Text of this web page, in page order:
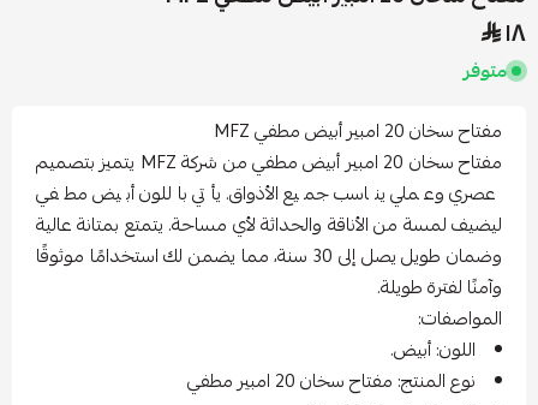
١٨
متوفر
مفتاح سخان 20 امبير أبيض مطفي MFZ
مفتاح سخان 20 امبير أبيض مطفي من شركة MFZ يتميز بتصميم
عصري وعملي يناسب جميع الأذواق. يأتي باللون أبيض مطفي
ليضيف لمسة من الأناقة والحداثة لأي مساحة. يتمتع بمتانة عالية
وضمان طويل يصل إلى 30 سنة، مما يضمن لك استخدامًا موثوقًا
وآمنًا لفترة طويلة.
المواصفات:
اللون: أبيض.
نوع المنتج: مفتاح سخان 20 امبير مطفي